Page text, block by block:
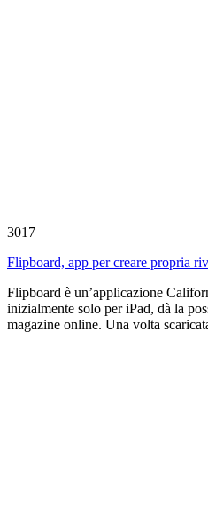
3017
Flipboard, app per creare propria
Flipboard è un’applicazione
inizialmente solo per iPad, dà la
magazine online. Una volta